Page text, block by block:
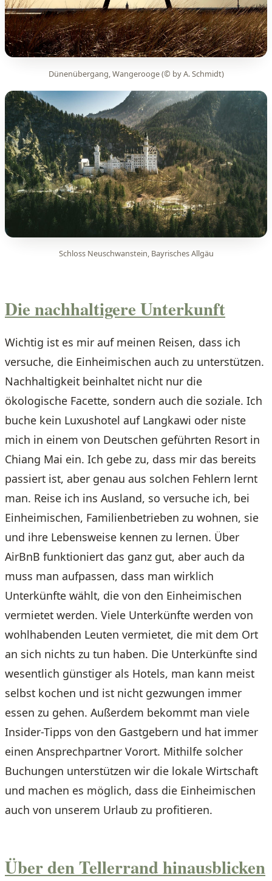
Dünenübergang, Wangerooge (© by A. Schmidt)
Schloss Neuschwanstein, Bayrisches Allgäu
Die nachhaltigere Unterkunft
Wichtig ist es mir auf meinen Reisen, dass ich
versuche, die Einheimischen auch zu unterstützen.
Nachhaltigkeit beinhaltet nicht nur die
ökologische Facette, sondern auch die soziale. Ich
buche kein Luxushotel auf Langkawi oder niste
mich in einem von Deutschen geführten Resort in
Chiang Mai ein. Ich gebe zu, dass mir das bereits
passiert ist, aber genau aus solchen Fehlern lernt
man. Reise ich ins Ausland, so versuche ich, bei
Einheimischen, Familienbetrieben zu wohnen, sie
und ihre Lebensweise kennen zu lernen. Über
AirBnB funktioniert das ganz gut, aber auch da
muss man aufpassen, dass man wirklich
Unterkünfte wählt, die von den Einheimischen
vermietet werden. Viele Unterkünfte werden von
wohlhabenden Leuten vermietet, die mit dem Ort
an sich nichts zu tun haben. Die Unterkünfte sind
wesentlich günstiger als Hotels, man kann meist
selbst kochen und ist nicht gezwungen immer
essen zu gehen. Außerdem bekommt man viele
Insider-Tipps von den Gastgebern und hat immer
einen Ansprechpartner Vorort. Mithilfe solcher
Buchungen unterstützen wir die lokale Wirtschaft
und machen es möglich, dass die Einheimischen
auch von unserem Urlaub zu profitieren.
Über den Tellerrand hinausblicken